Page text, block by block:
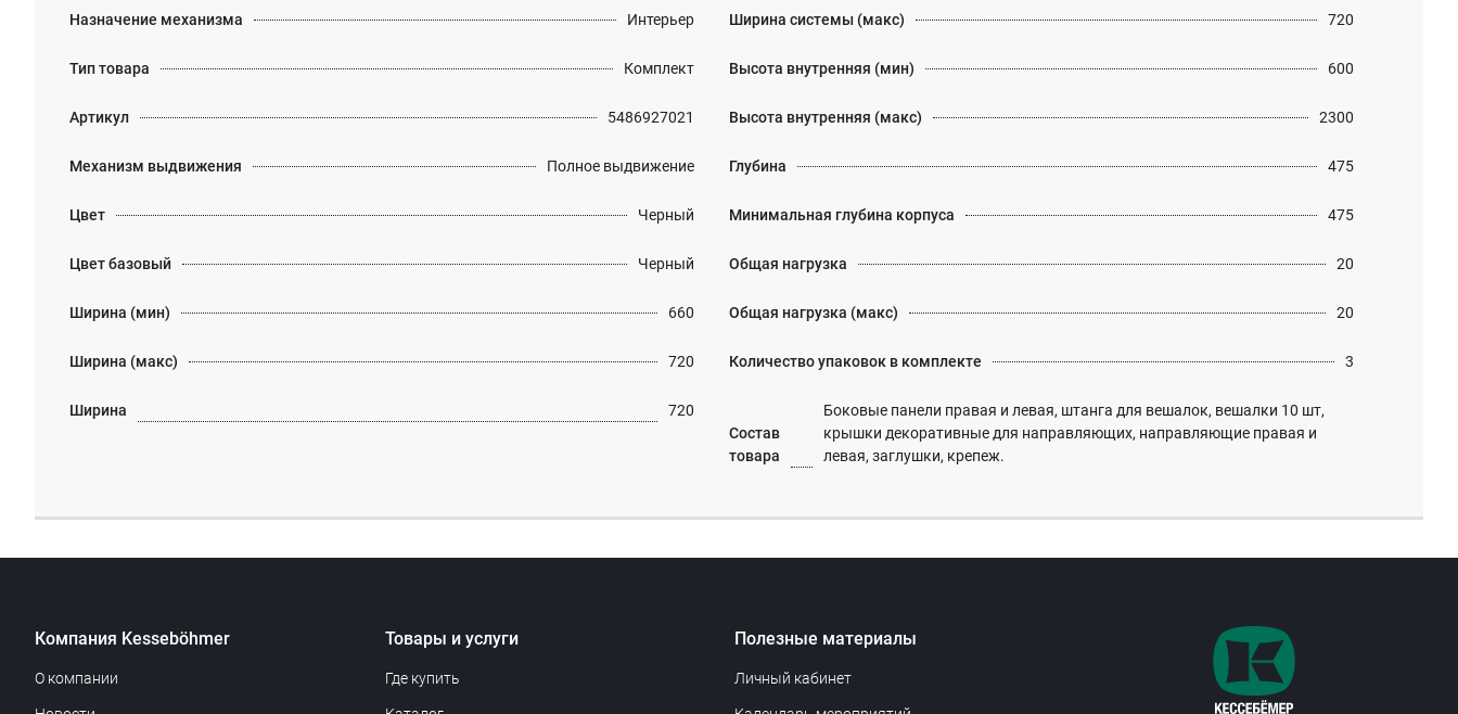
Назначение механизма Интерьер
Тип товара Комплект
Артикул 5486927021
Механизм выдвижения Полное выдвижение
Цвет Черный
Цвет базовый Черный
Ширина (мин) 660
Ширина (макс) 720
Ширина 720
Ширина системы (макс) 720
Высота внутренняя (мин) 600
Высота внутренняя (макс) 2300
Глубина 475
Минимальная глубина корпуса 475
Общая нагрузка 20
Общая нагрузка (макс) 20
Количество упаковок в комплекте 3
Состав
товара
Боковые панели правая и левая, штанга для вешалок, вешалки 10 шт,
крышки декоративные для направляющих, направляющие правая и
левая, заглушки, крепеж.
Компания Kesseböhmer
О компании
Товары и услуги
Где купить
Полезные материалы
Личный кабинет